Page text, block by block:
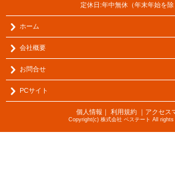
定休日:年中無休（年末年始を除
ホーム
会社概要
お問合せ
PCサイト
個人情報 ｜ 利用規約｜ アクセス
Copyright(c) 株式会社 ベステート All rights